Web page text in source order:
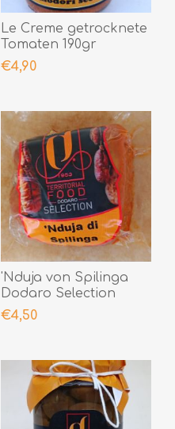
Le Creme getrocknete
Tomaten 190gr
€4,90
'Nduja von Spilinga
Dodaro Selection
200gr
€4,50